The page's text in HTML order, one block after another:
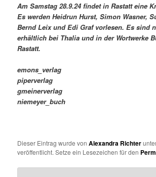
Am Samstag 28.9.24 findet in Rastatt eine
Es werden Heidrun Hurst, Simon Wasner,
Bernd Leix und Edi Graf vorlesen. Es sind
erhältlich bei Thalia und in der Wortwerke
Rastatt.
emons_verlag
piperverlag
gmeinerverlag
niemeyer_buch
Dieser Eintrag wurde vonAlexandra Richter
veröffentlicht. Setze ein Lesezeichen für den